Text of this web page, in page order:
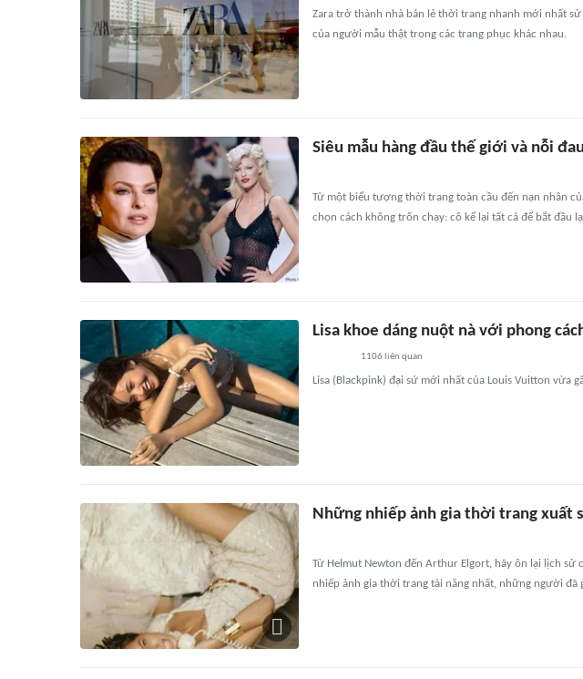
Zara trở thành nhà bán lẻ thời trang nhanh mới nhất
của người mẫu thật trong các trang phục khác nhau.
Siêu mẫu hàng đầu thế giới và nỗi
Từ một biểu tượng thời trang toàn cầu đến nạn nhân
chọn cách không trốn chạy: cô kể lại tất cả để bắt đầu
Lisa khoe dáng nuột nà với phong
1106 liên quan
Lisa (Blackpink) đại sứ mới nhất của Louis Vuitton vừa
Những nhiếp ảnh gia thời trang xuất
Từ Helmut Newton đến Arthur Elgort, hãy ôn lại lịch sử
nhiếp ảnh gia thời trang tài năng nhất, những người